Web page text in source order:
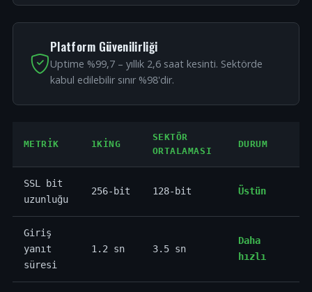
Platform Güvenilirliği
Uptime %99,7 – yıllık 2,6 saat kesinti. Sektörde
kabul edilebilir sınır %98'dir.
METRIK 1KING
SEKTÖR
ORTALAMASI
DURUM
SSL bit
uzunluğu
256-bit 128-bit Üstün
Giriş
yanıt
süresi
1.2 sn 3.5 sn
Daha
hızlı